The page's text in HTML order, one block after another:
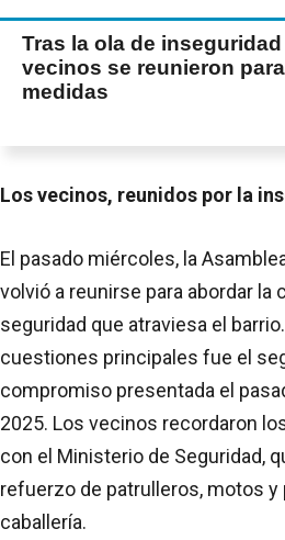
Tras la ola de
vecinos se reunieron
medidas
Los vecinos, reunidos por la
El pasado miércoles, la
volvió a reunirse para abordar la
seguridad que atraviesa el
cuestiones principales fue el
compromiso presentada el
2025. Los vecinos recordaron
con el Ministerio de Seguridad,
refuerzo de patrulleros, motos y
caballería.